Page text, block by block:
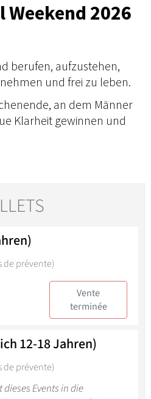
2026
berufen, aufzustehen,
und frei zu leben.
an dem Männer
Klarheit gewinnen und